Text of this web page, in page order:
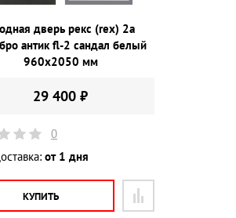
дверь рекс (rex) 2а
антик fl-2 сандал белый
960х2050 мм
29 400 ₽
0
от 1 дня
КУПИТЬ